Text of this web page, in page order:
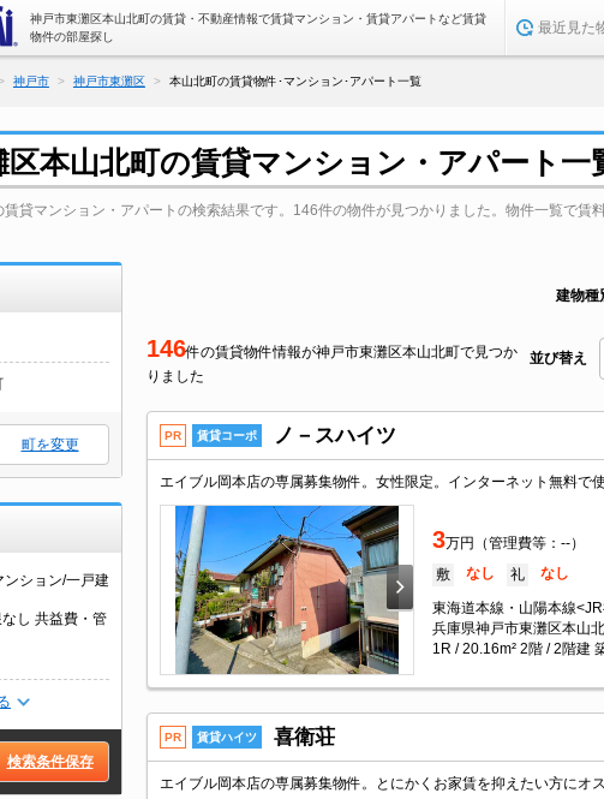
神戸市東灘区本山北町の賃貸・不動産情報で賃貸マンション・賃貸アパートなど賃貸
物件の部屋探し
最近見た
神戸市 神戸市東灘区 本山北町の賃貸物件･マンション･アパート一覧
区本山北町の賃貸マンション・アパート一
貸マンション・アパートの検索結果です。146件の物件が見つかりました。物件一覧で賃
町を変更
ンション/一戸建
し 共益費・管
検索条件保存
建物種
146件の賃貸物件情報が神戸市東灘区本山北町で見つか
りました
並び替え
PR 賃貸コーポ ノ－スハイツ
3万円（管理費等：--）
敷 なし 礼 なし
東海道本線・山陽本線
兵庫県神戸市東灘区本山
1R / 20.16m² 2階 / 2階建
PR 賃貸ハイツ 喜衛荘